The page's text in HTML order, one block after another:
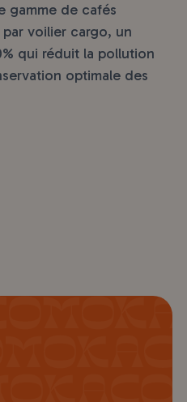
gamme de cafés
voilier cargo, un
qui réduit la pollution
optimale des